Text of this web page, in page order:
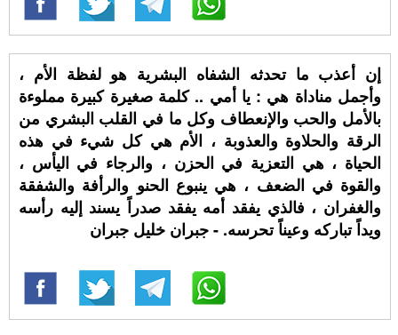
إن أعذب ما تحدثه الشفاه البشرية هو لفظة الأم ،
وأجمل مناداة هي : يا أمي .. كلمة صغيرة كبيرة مملوءة
بالأمل والحب والإنعطاف وكل ما في القلب البشري من
الرقة والحلاوة والعذوبة ، الأم هي كل شيء في هذه
الحياة ، هي التعزية في الحزن ، والرجاء في اليأس ،
والقوة في الضعف ، هي ينبوع الحنو والرأفة والشفقة
والغفران ، فالذي يفقد أمه يفقد صدراً يسند إليه رأسه
ويداً تباركه وعيناً تحرسه. - جبران خليل جبران